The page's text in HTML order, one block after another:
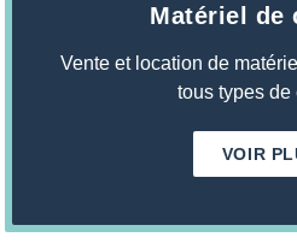
Matériel de
Vente et location de
tous types de
VOIR